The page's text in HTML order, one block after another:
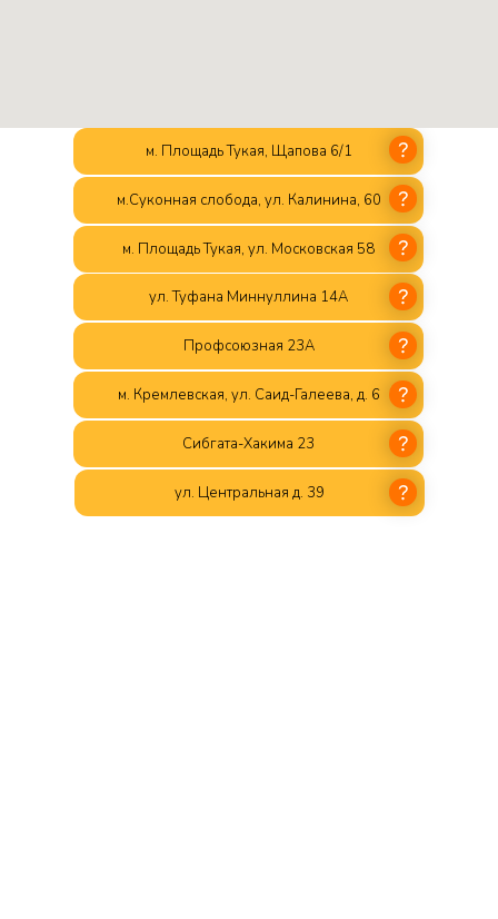
м. Площадь Тукая, Щапова 6/1
ул. Туфана Миннуллина 14А
м. Площадь Тукая, ул. Московская 58
Профсоюзная 23А
м. Кремлевская, ул. Саид-Галеева, д. 6
м.Суконная слобода, ул. Калинина, 60
Сибгата-Хакима 23
ул. Центральная д. 39